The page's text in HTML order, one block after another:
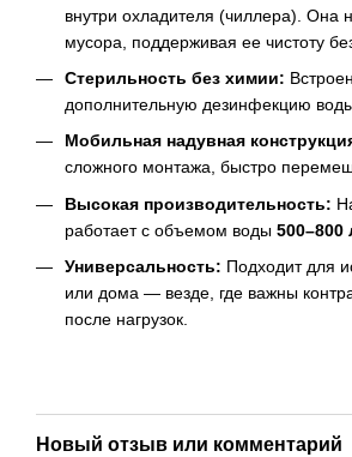
внутри охладителя (чиллера). Она
мусора, поддерживая ее чистоту
Стерильность без химии:
дополнительную дезинфекцию
Мобильная надувная
сложного монтажа, быстро
Высокая производительность:
работает с объемом воды 500–800
Универсальность: Подходит для
или дома — везде, где важны
после нагрузок.
Новый отзыв или комментарий